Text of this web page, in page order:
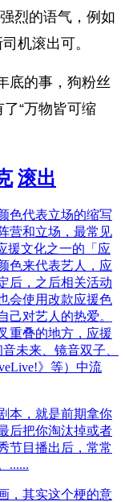
烈的语气，例如
机滚出可。
底的事，狗粉丝
“万物皆可缩
滚出
色代表立场的缩写
营和立场，最常见
援文化之一的「应
色来代表艺人，应
后，之后相关活动
会使用改款应援色
己对艺人的热爱。
重叠的地方，应援
未来、镜音双子、
》等）中流
本，就是前期拿你
后把你淘汰掉或者
节目播出后，常常
......
，其实这个梗的意